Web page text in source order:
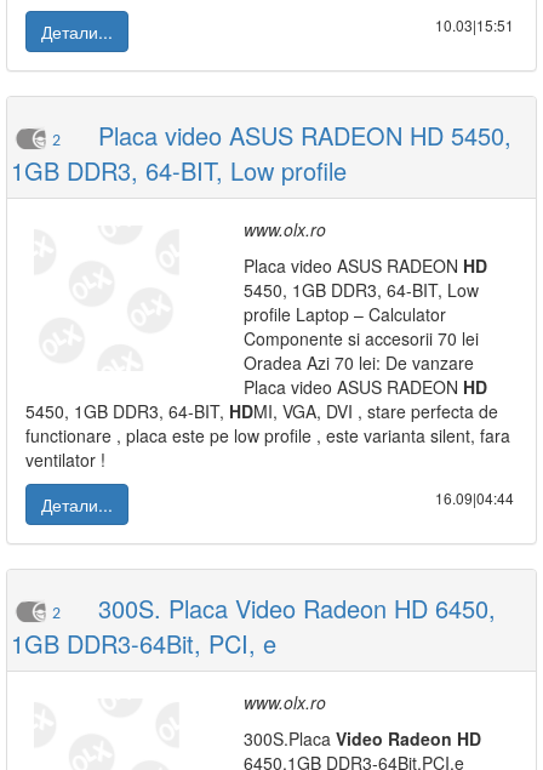
Детали...
10.03|15:51
2
Placa video ASUS RADEON HD 5450,
1GB DDR3, 64-BIT, Low profile
www.olx.ro
Placa video ASUS RADEON HD
5450, 1GB DDR3, 64-BIT, Low
profile Laptop – Calculator
Componente si accesorii 70 lei
Oradea Azi 70 lei: De vanzare
Placa video ASUS RADEON HD
5450, 1GB DDR3, 64-BIT, HDMI, VGA, DVI , stare perfecta de
functionare , placa este pe low profile , este varianta silent, fara
ventilator !
Детали...
16.09|04:44
2
300S. Placa Video Radeon HD 6450,
1GB DDR3-64Bit, PCI, e
www.olx.ro
300S.Placa Video Radeon HD
6450,1GB DDR3-64Bit,PCI,e